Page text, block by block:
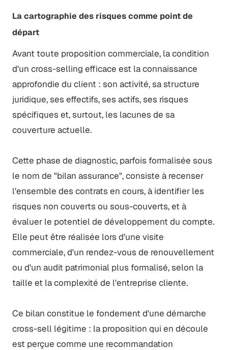
La cartographie des risques comme point de
départ
Avant toute proposition commerciale, la condition
d'un cross-selling efficace est la connaissance
approfondie du client : son activité, sa structure
juridique, ses effectifs, ses actifs, ses risques
spécifiques et, surtout, les lacunes de sa
couverture actuelle.
Cette phase de diagnostic, parfois formalisée sous
le nom de "bilan assurance", consiste à recenser
l'ensemble des contrats en cours, à identifier les
risques non couverts ou sous-couverts, et à
évaluer le potentiel de développement du compte.
Elle peut être réalisée lors d'une visite
commerciale, d'un rendez-vous de renouvellement
ou d'un audit patrimonial plus formalisé, selon la
taille et la complexité de l'entreprise cliente.
Ce bilan constitue le fondement d'une démarche
cross-sell légitime : la proposition qui en découle
est perçue comme une recommandation